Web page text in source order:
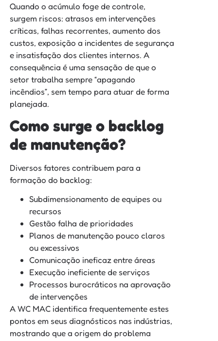
Quando o acúmulo foge de controle,
surgem riscos: atrasos em intervenções
críticas, falhas recorrentes, aumento dos
custos, exposição a incidentes de segurança
e insatisfação dos clientes internos. A
consequência é uma sensação de que o
setor trabalha sempre “apagando
incêndios”, sem tempo para atuar de forma
planejada.
Como surge o backlog
de manutenção?
Diversos fatores contribuem para a
formação do backlog:
Subdimensionamento de equipes ou
recursos
Gestão falha de prioridades
Planos de manutenção pouco claros
ou excessivos
Comunicação ineficaz entre áreas
Execução ineficiente de serviços
Processos burocráticos na aprovação
de intervenções
A WC MAC identifica frequentemente estes
pontos em seus diagnósticos nas indústrias,
mostrando que a origem do problema